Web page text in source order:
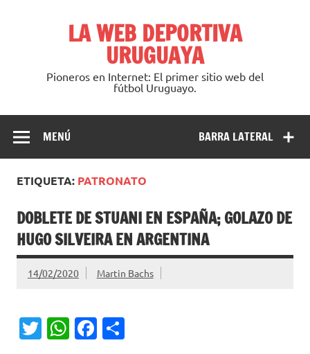
LA WEB DEPORTIVA
URUGUAYA
Pioneros en Internet: El primer sitio web del
fútbol Uruguayo.
BARRA LATERAL
MENÚ
ETIQUETA: PATRONATO
DOBLETE DE STUANI EN ESPAÑA; GOLAZO DE
HUGO SILVEIRA EN ARGENTINA
14/02/2020 Martin Bachs
T
W Fa